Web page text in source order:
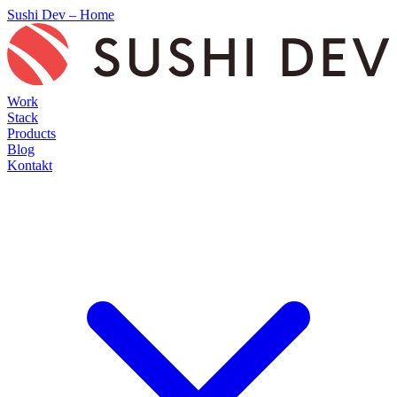
Sushi Dev – Home
Work
Stack
Products
Blog
Kontakt